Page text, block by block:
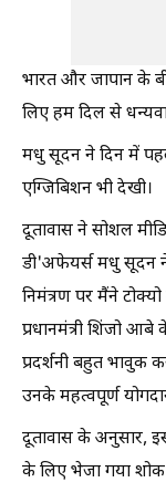
भारत और जापान के
लिए हम दिल से
मधु सूदन ने दिन में पहले
एग्जि‍बिशन भी देखी।
दूतावास ने सोशल
डी'अफेयर्स मधु सूदन
निमंत्रण पर मैंने टोक्यो
प्रधानमंत्री शिंजो
प्रदर्शनी बहुत भावुक
उनके महत्वपूर्ण
दूतावास के अनुसार, इस
के लिए भेजा गया